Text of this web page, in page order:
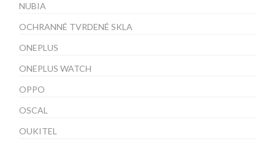
NUBIA
OCHRANNÉ TVRDENÉ SKLA
ONEPLUS
ONEPLUS WATCH
OPPO
OSCAL
OUKITEL